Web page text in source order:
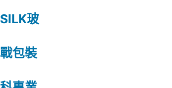
玻
包裝